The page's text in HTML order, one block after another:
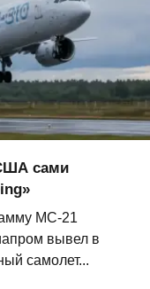
сами
МС-21
вывел в
самолет...